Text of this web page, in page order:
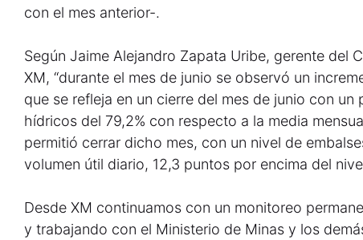
con el mes anterior-.
Según Jaime Alejandro Zapata Uribe, gerente del
XM, “durante el mes de junio se observó un
que se refleja en un cierre del mes de junio con
hídricos del 79,2% con respecto a la media
permitió cerrar dicho mes, con un nivel de
volumen útil diario, 12,3 puntos por encima del
Desde XM continuamos con un monitoreo
y trabajando con el Ministerio de Minas y los